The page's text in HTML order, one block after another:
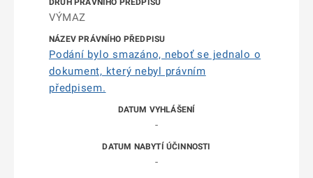
VÝMAZ
Podání bylo smazáno, neboť se jednalo o
dokument, který nebyl právním
předpisem.
-
-